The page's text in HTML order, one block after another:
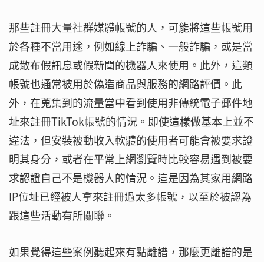
那些註冊大量社群媒體帳號的人，可能將這些帳號用
於各種不當用途，例如線上詐騙、一般詐騙，或是當
成散布假訊息或假新聞的機器人來使用。此外，這類
帳號也通常被用於偽造商品與服務的網路評價。此
外，在蒐集到的流量當中看到使用非傳統電子郵件地
址來註冊TikTok帳號的情況。即使這樣做基本上並不
違法，但安裝被動收入軟體的使用者可能會被要求證
明其身分，或者在平常上網瀏覽時比較容易遇到被要
求認證自己不是機器人的情況。這是因為其家用網路
IP位址已經被人拿來註冊過太多帳號，以至於被認為
跟這些活動有所關聯。
如果覺得這些案例聽起來有點離譜，那麼更離譜的是